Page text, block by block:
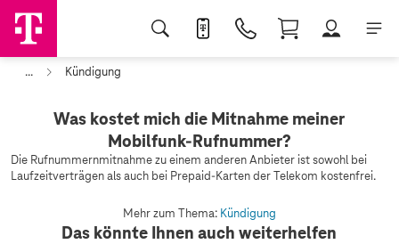
... Kündigung
Was kostet mich die Mitnahme meiner
Mobilfunk-Rufnummer?
Die Rufnummernmitnahme zu einem anderen Anbieter ist sowohl bei
Laufzeitverträgen als auch bei Prepaid-Karten der Telekom kostenfrei.
Mehr zum Thema: Kündigung
Das könnte Ihnen auch weiterhelfen